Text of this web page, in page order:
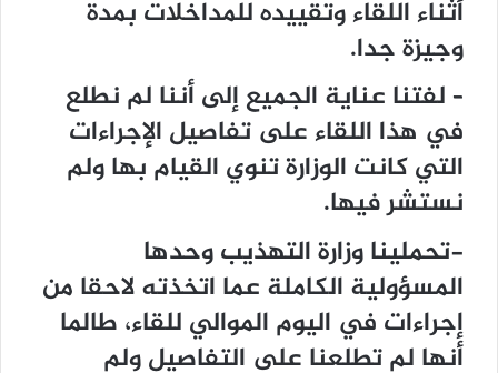
أثناء اللقاء وتقييده للمداخلات بمدة
وجيزة جدا.
– لفتنا عناية الجميع إلى أننا لم نطلع
في هذا اللقاء على تفاصيل الإجراءات
التي كانت الوزارة تنوي القيام بها ولم
نستشر فيها.
-تحملينا وزارة التهذيب وحدها
المسؤولية الكاملة عما اتخذته لاحقا من
إجراءات في اليوم الموالي للقاء، طالما
أنها لم تطلعنا على التفاصيل ولم